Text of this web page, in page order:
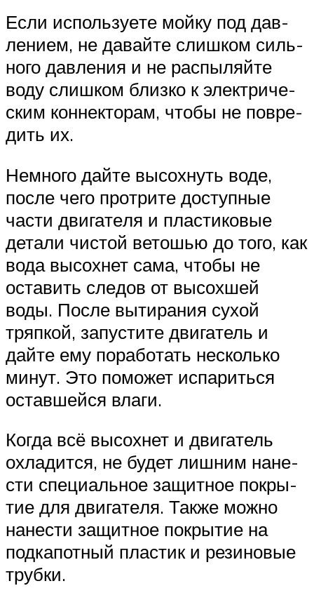
Если исполь­зу­е­те мой­ку под дав­
ле­ни­ем, не давай­те слиш­ком силь­
но­го дав­ле­ния и не рас­пы­ляй­те
воду слиш­ком близ­ко к элек­три­че­
ским кон­нек­то­рам, что­бы не повре­
дить их.
Немно­го дай­те высох­нуть воде,
после чего про­три­те доступ­ные
части дви­га­те­ля и пла­сти­ко­вые
дета­ли чистой вето­шью до того, как
вода высох­нет сама, что­бы не
оста­вить сле­дов от высох­шей
воды. После выти­ра­ния сухой
тряп­кой, запу­сти­те дви­га­тель и
дай­те ему пора­бо­тать несколь­ко
минут. Это помо­жет испа­рить­ся
остав­шей­ся вла­ги.
Когда всё высох­нет и дви­га­тель
охла­дит­ся, не будет лиш­ним нане­
сти спе­ци­аль­ное защит­ное покры­
тие для дви­га­те­ля. Так­же мож­но
нане­сти защит­ное покры­тие на
под­ка­пот­ный пла­стик и рези­но­вые
труб­ки.